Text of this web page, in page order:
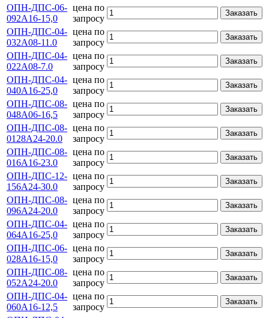
ОПН-ДПС-06-
092А16-15,0
цена по
запросу
Заказать
ОПН-ДПС-04-
032А08-11.0
цена по
запросу
Заказать
ОПН-ДПС-04-
022А08-7.0
цена по
запросу
Заказать
ОПН-ДПС-04-
040А16-25,0
цена по
запросу
Заказать
ОПН-ДПС-08-
048А06-16,5
цена по
запросу
Заказать
ОПН-ДПС-08-
0128А24-20.0
цена по
запросу
Заказать
ОПН-ДПС-08-
016А16-23.0
цена по
запросу
Заказать
ОПН-ДПС-12-
156А24-30.0
цена по
запросу
Заказать
ОПН-ДПС-08-
096А24-20.0
цена по
запросу
Заказать
ОПН-ДПС-04-
064А16-25,0
цена по
запросу
Заказать
ОПН-ДПС-06-
028А16-15,0
цена по
запросу
Заказать
ОПН-ДПС-08-
052А24-20.0
цена по
запросу
Заказать
ОПН-ДПС-04-
060А16-12,5
цена по
запросу
Заказать